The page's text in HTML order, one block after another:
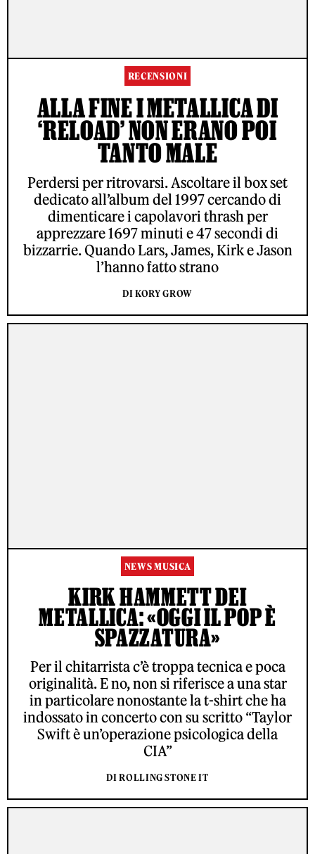
RECENSIONI
ALLA FINE I METALLICA DI
‘RELOAD’ NON ERANO POI
TANTO MALE
Perdersi per ritrovarsi. Ascoltare il box set
dedicato all’album del 1997 cercando di
dimenticare i capolavori thrash per
apprezzare 1697 minuti e 47 secondi di
bizzarrie. Quando Lars, James, Kirk e Jason
l’hanno fatto strano
DI KORY GROW
NEWS MUSICA
KIRK HAMMETT DEI
METALLICA: «OGGI IL POP È
SPAZZATURA»
Per il chitarrista c’è troppa tecnica e poca
originalità. E no, non si riferisce a una star
in particolare nonostante la t-shirt che ha
indossato in concerto con su scritto “Taylor
Swift è un’operazione psicologica della
CIA”
DI ROLLING STONE IT